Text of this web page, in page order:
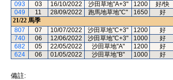
093
03 16/10/2022 沙田草地"A+3" 1200 好/快
049
11 28/09/2022 跑馬地草地"C" 1650 好
21/22 馬季
807
07 10/07/2022 沙田草地"C+3" 1200 好
740
06 12/06/2022 沙田草地"C+3" 1000 好
682
05 22/05/2022 沙田草地"A" 1200 好
624
06 01/05/2022 沙田草地"B" 1000 好
備註: